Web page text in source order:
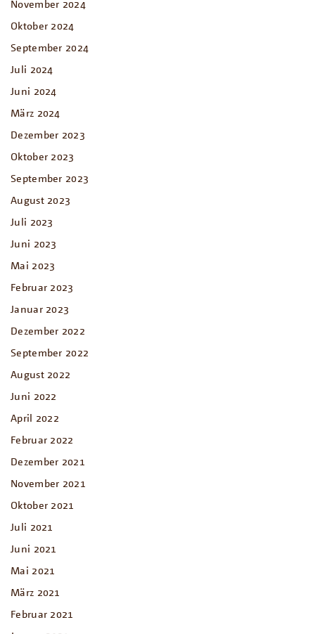
November 2024
Oktober 2024
September 2024
Juli 2024
Juni 2024
März 2024
Dezember 2023
Oktober 2023
September 2023
August 2023
Juli 2023
Juni 2023
Mai 2023
Februar 2023
Januar 2023
Dezember 2022
September 2022
August 2022
Juni 2022
April 2022
Februar 2022
Dezember 2021
November 2021
Oktober 2021
Juli 2021
Juni 2021
Mai 2021
März 2021
Februar 2021